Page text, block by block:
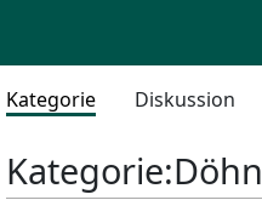
Kategorie Diskussion
Kategorie: